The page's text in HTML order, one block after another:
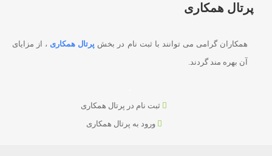
پرتال همکاری
همکاران گرامی می توانند با ثبت نام در بخش پرتال همکاری ، از مزایای
آن بهره مند گردند.
ثبت نام در پرتال همکاری
ورود به پرتال همکاری